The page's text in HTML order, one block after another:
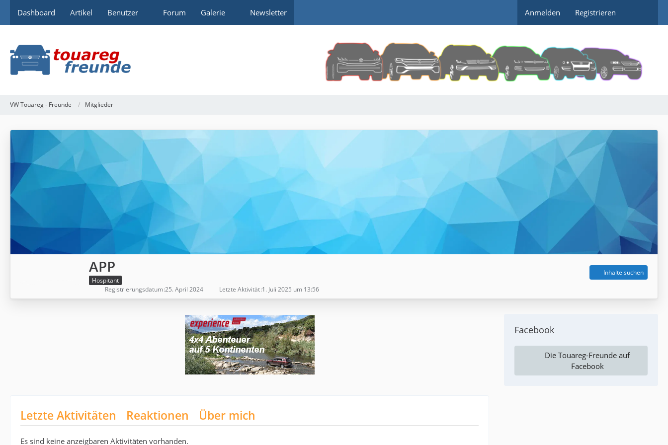
Dashboard Artikel Benutzer Forum Galerie Newsletter Anmelden Registrieren
VW Touareg - Freunde Mitglieder
APP
Hospitant
Inhalte suchen
Registrierungsdatum 25. April 2024 Letzte Aktivität 1. Juli 2025 um 13:56
Letzte Aktivitäten Reaktionen Über mich
Es sind keine anzeigbaren Aktivitäten vorhanden.
Facebook
Die Touareg-Freunde auf
Facebook